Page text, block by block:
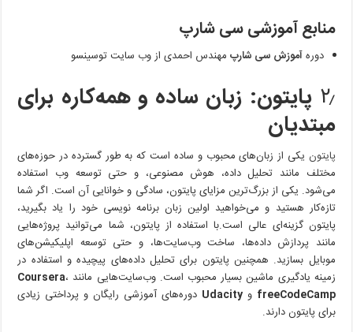
منابع آموزشی سی شارپ
دورهآموزش سی شارپ مهندس احمدی از وب سایت توسینسو
۲٫ پایتون: زبان ساده و همه‌کاره برای
مبتدیان
پایتون یکی از زبان‌های محبوب و ساده است که به طور گسترده در حوزه‌های
مختلف مانند تحلیل داده، هوش مصنوعی، و حتی توسعه وب استفاده
می‌شود. یکی از بزرگ‌ترین مزایای پایتون، سادگی و خوانایی آن است. اگر شما
تازه‌کار هستید و می‌خواهید اولین زبان برنامه نویسی خود را یاد بگیرید،
پایتون گزینه‌ای عالی است.با استفاده از پایتون، شما می‌توانید پروژه‌هایی
مانند پردازش داده‌ها، ساخت وب‌سایت‌ها، و حتی توسعه اپلیکیشن‌های
موبایل بسازید. همچنین پایتون برای تحلیل داده‌های پیچیده و استفاده در
زمینه یادگیری ماشین بسیار محبوب است. وب‌سایت‌هایی مانند Coursera،
freeCodeCamp وUdacity دوره‌های آموزشی رایگان و پرداختی زیادی
برای پایتون دارند.